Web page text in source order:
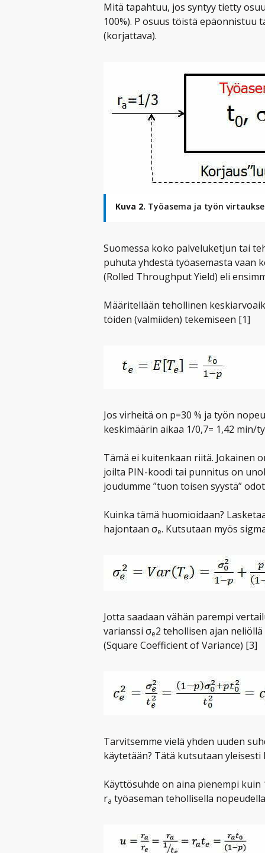
Mitä tapahtuu, jos syntyy tietty
100%). P osuus töistä
(korjattava).
Kuva 2. Työasema ja työn
Suomessa koko palveluketjun tai
puhuta yhdestä työasemasta vaan
(Rolled Throughput Yield) eli
Määritellään tehollinen
töiden (valmiiden) tekemiseen [1]
Jos virheitä on p=30 % ja työn
keskimäärin aikaa 1/0,7= 1,42 min/
Tämä ei kuitenkaan riitä. Jokainen
joilta PIN-koodi tai punnitus on
joudumme ”tuon toisen syystä”
Kuinka tämä huomioidaan?
hajontaan σe. Kutsutaan myös
Jotta saadaan vähän parempi
varianssi σe2 tehollisen ajan
(Square Coefficient of Variance) [3]
Tarvitsemme vielä yhden uuden
käytetään? Tätä kutsutaan
Käyttösuhde on aina pienempi kuin
ra työaseman tehollisella